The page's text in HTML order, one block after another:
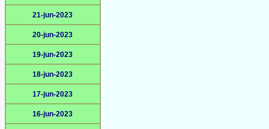
21-jun-2023
20-jun-2023
19-jun-2023
18-jun-2023
17-jun-2023
16-jun-2023